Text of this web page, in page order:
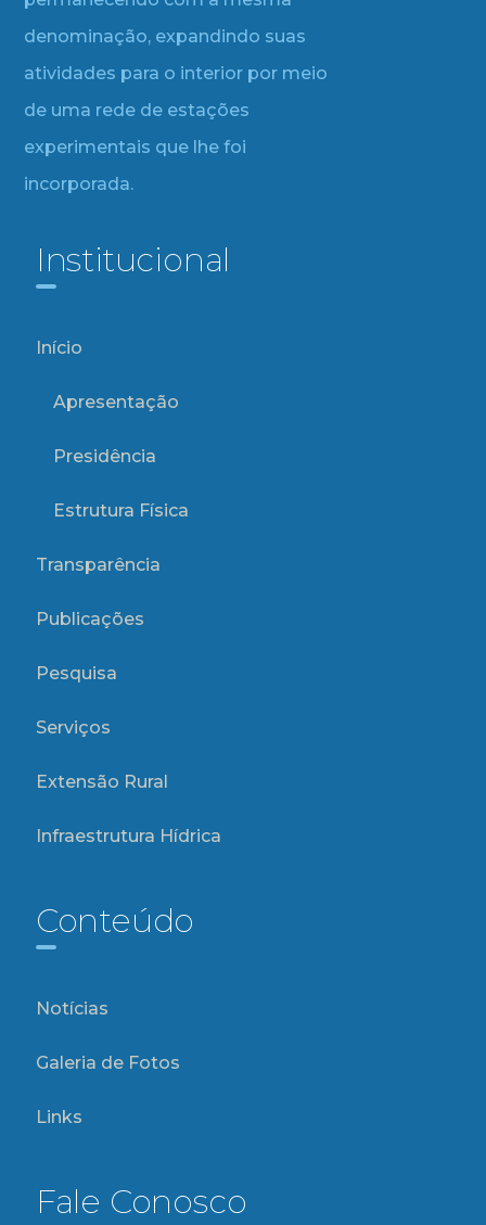
denominação, expandindo suas
atividades para o interior por meio
de uma rede de estações
experimentais que lhe foi
incorporada.
Institucional
Início
Apresentação
Presidência
Estrutura Física
Transparência
Publicações
Pesquisa
Serviços
Extensão Rural
Infraestrutura Hídrica
Conteúdo
Notícias
Galeria de Fotos
Links
Fale Conosco